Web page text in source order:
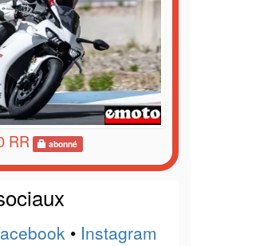
RR abonné
• Instagram